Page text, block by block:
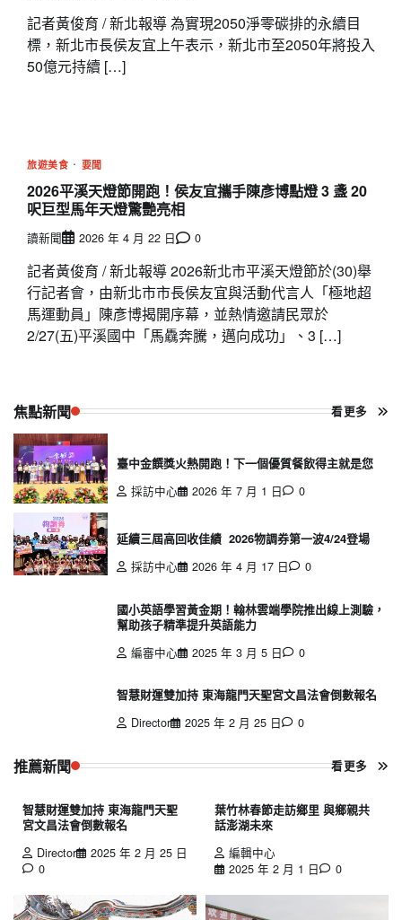
記者黃俊育 / 新北報導 為實現2050淨零碳排的永續目
標，新北市長侯友宜上午表示，新北市至2050年將投入
50億元持續 […]
旅遊美食 要聞
2026平溪天燈節開跑！侯友宜攜手陳彥博點燈 3 盞 20
呎巨型馬年天燈驚艷亮相
讀新聞 2026 年 4 月 22 日 0
記者黃俊育 / 新北報導 2026新北市平溪天燈節於(30)舉
行記者會，由新北市市長侯友宜與活動代言人「極地超
馬運動員」陳彥博揭開序幕，並熱情邀請民眾於
2/27(五)平溪國中「馬驫奔騰，邁向成功」、3 […]
焦點新聞 看更多
臺中金饌獎火熱開跑！下一個優質餐飲得主就是您
採訪中心
2026 年 7 月 1 日 0
延續三屆高回收佳績 2026物調券第一波4/24登場
採訪中心
2026 年 4 月 17 日 0
國小英語學習黃金期！翰林雲端學院推出線上測驗，
幫助孩子精準提升英語能力
編審中心
2025 年 3 月 5 日 0
智慧財運雙加持 東海龍門天聖宮文昌法會倒數報名
Director
2025 年 2 月 25 日 0
推薦新聞 看更多
智慧財運雙加持 東海龍門天聖
宮文昌法會倒數報名
Director
2025 年 2 月 25 日
0
葉竹林春節走訪鄉里 與鄉親共
話澎湖未來
編輯中心
2025 年 2 月 1 日
0